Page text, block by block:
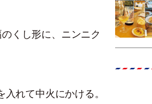
くし形に、ニンニク
れて中火にかける。